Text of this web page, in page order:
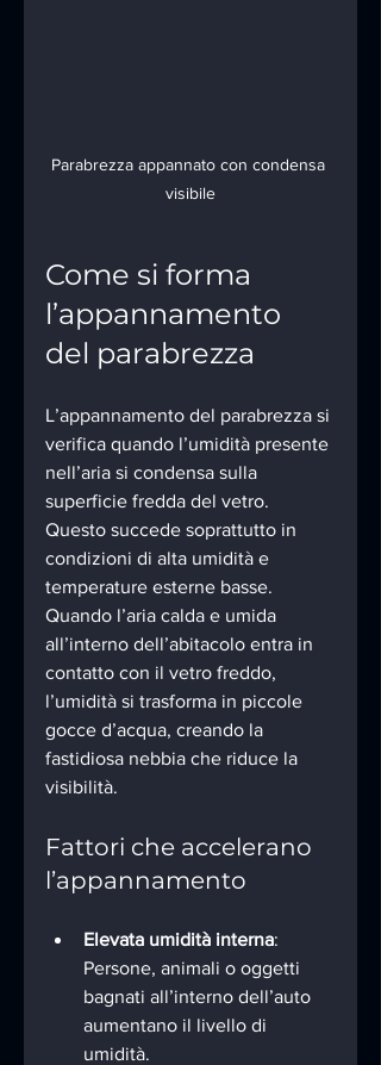
Parabrezza appannato con condensa
visibile
Come si forma
l’appannamento
del parabrezza
L’appannamento del parabrezza si
verifica quando l’umidità presente
nell’aria si condensa sulla
superficie fredda del vetro.
Questo succede soprattutto in
condizioni di alta umidità e
temperature esterne basse.
Quando l’aria calda e umida
all’interno dell’abitacolo entra in
contatto con il vetro freddo,
l’umidità si trasforma in piccole
gocce d’acqua, creando la
fastidiosa nebbia che riduce la
visibilità.
Fattori che accelerano
l’appannamento
Elevata umidità interna:
Persone, animali o oggetti
bagnati all’interno dell’auto
aumentano il livello di
umidità.